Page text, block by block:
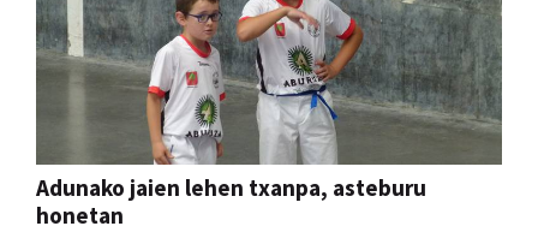
Adunako jaien lehen txanpa, asteburu
honetan